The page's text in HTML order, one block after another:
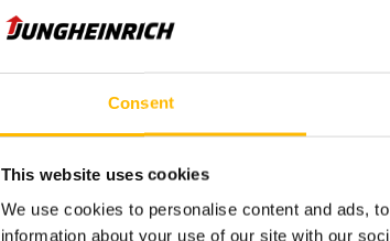
Consent
This website uses cookies
We use cookies to personalise content and ads,
information about your use of our site with our
d'une grande structure, avec la
importance à établir des relations
opérationnel, la supervision de
qualité pour nos clients.
J'aime particulièrement résoudre les
coûts et à collaborer efficacement
Mon bagage technique me confère